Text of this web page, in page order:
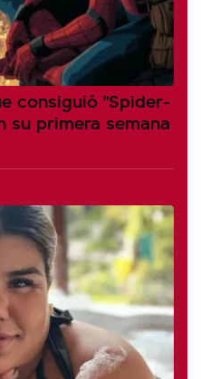
consiguió "Spider-
su primera semana